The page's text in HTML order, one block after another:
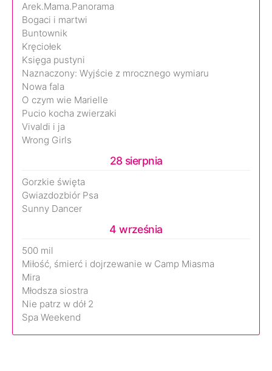
Arek.Mama.Panorama
Bogaci i martwi
Buntownik
Kręciołek
Księga pustyni
Naznaczony: Wyjście z mrocznego wymiaru
Nowa fala
O czym wie Marielle
Pucio kocha zwierzaki
Vivaldi i ja
Wrong Girls
28 sierpnia
Gorzkie święta
Gwiazdozbiór Psa
Sunny Dancer
4 września
500 mil
Miłość, śmierć i dojrzewanie w Camp Miasma
Mira
Młodsza siostra
Nie patrz w dół 2
Spa Weekend